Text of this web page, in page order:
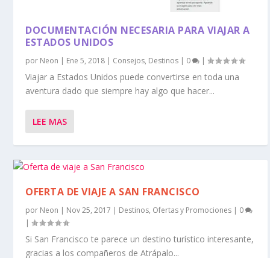
DOCUMENTACIÓN NECESARIA PARA VIAJAR A
ESTADOS UNIDOS
por Neon | Ene 5, 2018 | Consejos, Destinos | 0 |
Viajar a Estados Unidos puede convertirse en toda una
aventura dado que siempre hay algo que hacer...
LEE MAS
OFERTA DE VIAJE A SAN FRANCISCO
por Neon | Nov 25, 2017 | Destinos, Ofertas y Promociones | 0
|
Si San Francisco te parece un destino turístico interesante,
gracias a los compañeros de Atrápalo...